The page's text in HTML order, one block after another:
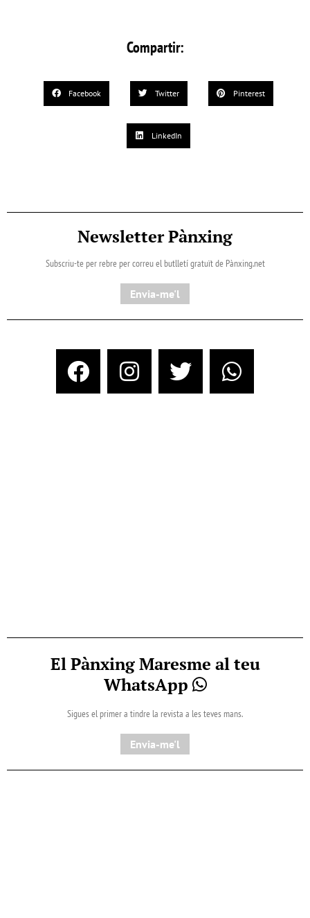
Compartir:
Facebook Twitter Pinterest
LinkedIn
Newsletter Pànxing
Subscriu-te per rebre per correu el butlletí gratuït de Pànxing.net​
Envia-me'l
El Pànxing Maresme al teu
WhatsApp
Sigues el primer a tindre la revista a les teves mans.
Envia-me'l